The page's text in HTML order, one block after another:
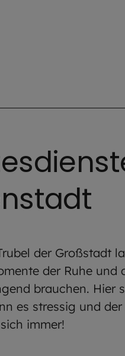
der Großstadt
der Ruhe
brauchen. Hier
es stressig und
immer!